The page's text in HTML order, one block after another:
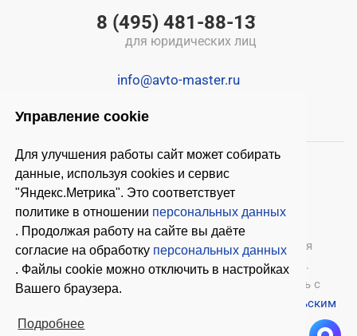
Управление cookie
Для улучшения работы сайт может собирать
данные, используя cookies и сервис
"Яндекс.Метрика". Это соответствует
политике в отношении персональных данных
. Продолжая работу на сайте вы даёте
согласие на обработку персональных данных
. Файлы cookie можно отключить в настройках
Вашего браузера.
Подробнее
8 (495) 481-88-13
для юридических лиц
info@avto-master.ru
© 2026 ООО «Автомастер»— оборудование для
автосервиса, шиномонтажное оборудование.
Оставляя заявки на нашем сайте, ознакомьтесь с
Пользовательским